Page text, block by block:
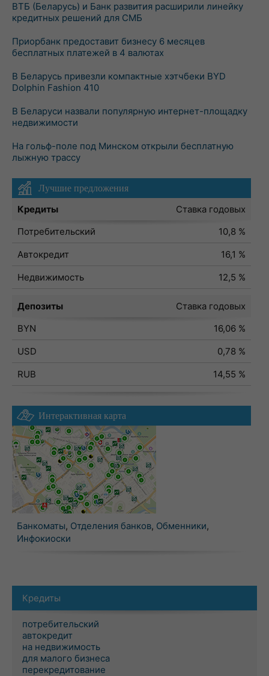
ВТБ (Беларусь) и Банк развития расширили линейку
кредитных решений для СМБ
Приорбанк предоставит бизнесу 6 месяцев
бесплатных платежей в 4 валютах
В Беларусь привезли компактные хэтчбеки BYD
Dolphin Fashion 410
В Беларуси назвали популярную интернет-площадку
недвижимости
На гольф-поле под Минском открыли бесплатную
лыжную трассу
Лучшие предложения
Кредиты
Ставка годовых
Потребительский
10,8 %
Автокредит
16,1 %
Недвижимость
12,5 %
Депозиты
Ставка годовых
BYN
16,06 %
USD
0,78 %
RUB
14,55 %
Интерактивная карта
Банкоматы, Отделения банков, Обменники,
Инфокиоски
Кредиты
потребительский
автокредит
на недвижимость
для малого бизнеса
перекредитование